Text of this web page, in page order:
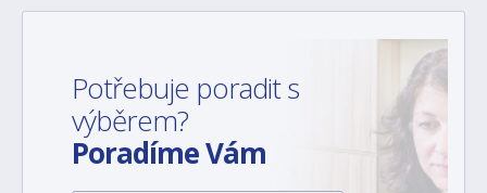
Potřebuje poradit s
výběrem?
Poradíme Vám